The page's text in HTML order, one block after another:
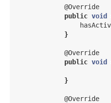
@Override
public void
}
@Override
public void
}
@Override